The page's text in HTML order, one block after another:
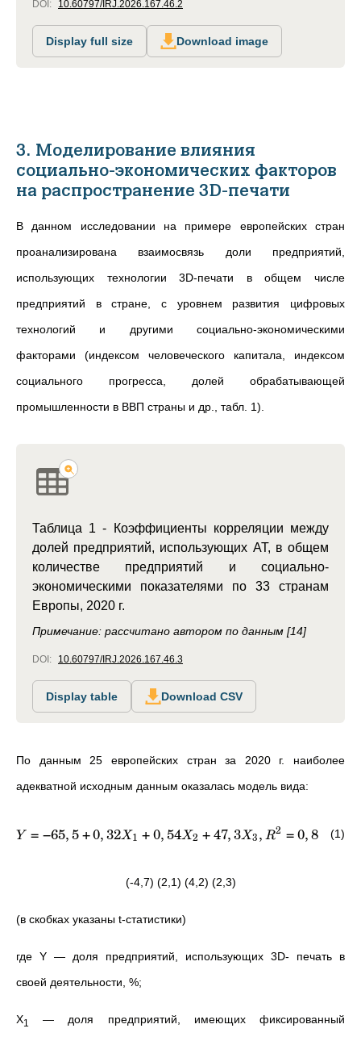
DOI: 10.60797/IRJ.2026.167.46.2
Display full size Download image
3. Моделирование влияния
социально-экономических факторов
на распространение 3D-печати
В данном исследовании на примере европейских стран
проанализирована взаимосвязь доли предприятий,
использующих технологии 3D-печати в общем числе
предприятий в стране, с уровнем развития цифровых
технологий и другими социально-экономическими
факторами (индексом человеческого капитала, индексом
социального прогресса, долей обрабатывающей
промышленности в ВВП страны и др., табл. 1).
Таблица 1 - Коэффициенты корреляции между
долей предприятий, использующих АТ, в общем
количестве предприятий и социально-
экономическими показателями по 33 странам
Европы, 2020 г.
Примечание: рассчитано автором по данным [14]
DOI: 10.60797/IRJ.2026.167.46.3
Display table Download CSV
По данным 25 европейских стран за 2020 г. наиболее
адекватной исходным данным оказалась модель вида:
Y = −65,5+0,32X1 +0,54X2 +47,3X3, R2 =0,81 (1)
(-4,7) (2,1) (4,2) (2,3)
(в скобках указаны t-статистики)
где Y — доля предприятий, использующих 3D- печать в
своей деятельности, %;
X1 — доля предприятий, имеющих фиксированный